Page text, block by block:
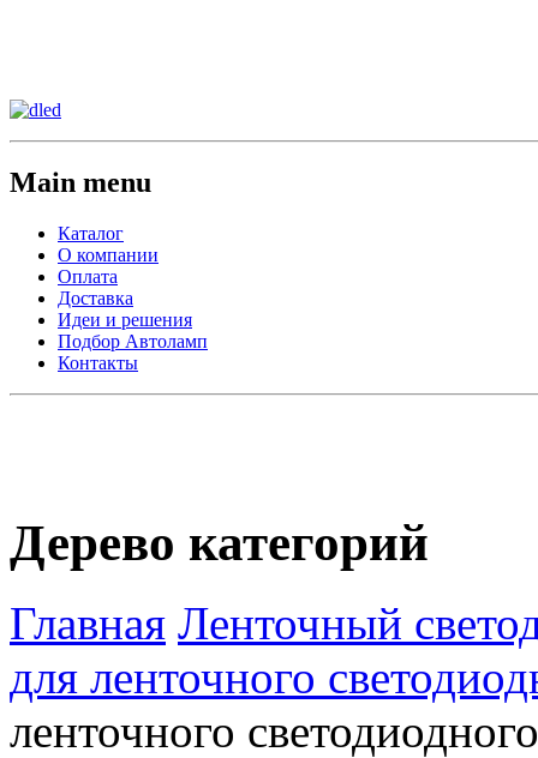
Main menu
Каталог
О компании
Оплата
Доставка
Идеи и решения
Подбор Автоламп
Контакты
Дерево категорий
Главная Ленточный
для ленточного
ленточного